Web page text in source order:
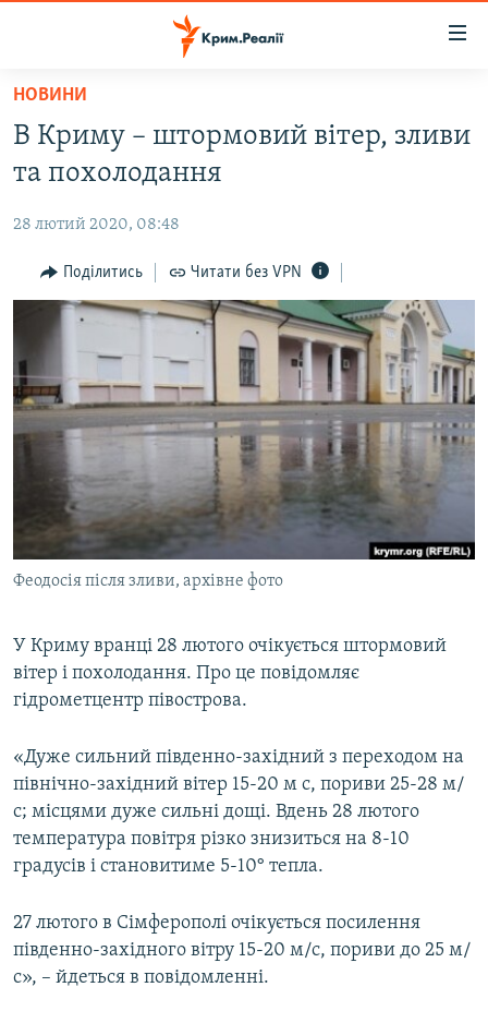
Перейти
основного
матеріалу
до
навігації
Перейти
пошуку
ВОДА.КРИМ
ПОЛІТИКА
БЛОГИ
ПОГЛЯД
ІНТЕРВ'Ю
ВСЕ ЗА ДЕНЬ
СПЕЦПРОЕКТИ
ВІДЕОУРОКИ «ELIFBE»
СВІДЧЕННЯ ОКУПАЦІЇ
УКРАЇНСЬКА ПРОБЛЕМА КРИМУ
ЯК ОБІЙТИ БЛОКУВАННЯ
Русский
Qırımtatar
НОВИНИ
В Криму – штормовий вітер, зливи
та похолодання
28 лютий 2020, 08:48
Поділитись Читати без VPN
Феодосія після зливи, архівне фото
У Криму вранці 28 лютого очікується штормовий
вітер і похолодання. Про це повідомляє
гідрометцентр півострова.
«Дуже сильний південно-західний з переходом на
північно-західний вітер 15-20 м с, пориви 25-28 м/
с; місцями дуже сильні дощі. Вдень 28 лютого
температура повітря різко знизиться на 8-10
градусів і становитиме 5-10° тепла.
27 лютого в Сімферополі очікується посилення
південно-західного вітру 15-20 м/с, пориви до 25 м/
с», – йдеться в повідомленні.